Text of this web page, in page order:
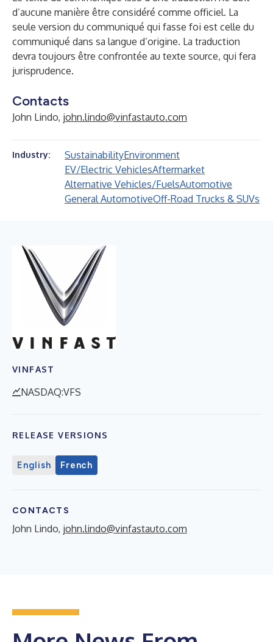
d’aucune manière être considéré comme officiel. La
seule version du communiqué qui fasse foi est celle du
communiqué dans sa langue d’origine. La traduction
devra toujours être confrontée au texte source, qui fera
jurisprudence.
Contacts
John Lindo, john.lindo@vinfastauto.com
Industry: SustainabilityEnvironment
EV/Electric VehiclesAftermarket
Alternative Vehicles/FuelsAutomotive
General AutomotiveOff-Road Trucks & SUVs
VINFAST
NASDAQ:VFS
RELEASE VERSIONS
English French
CONTACTS
John Lindo, john.lindo@vinfastauto.com